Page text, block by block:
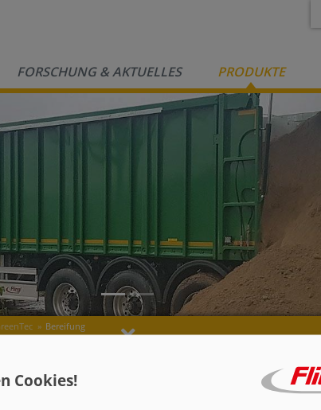
FORSCHUNG & AKTUELLES PRODUKTE
» Bereifung
Cookies!